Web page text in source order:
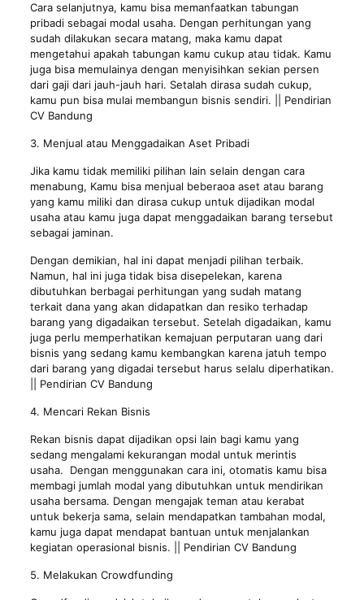
Cara selanjutnya, kamu bisa memanfaatkan tabungan
pribadi sebagai modal usaha. Dengan perhitungan yang
sudah dilakukan secara matang, maka kamu dapat
mengetahui apakah tabungan kamu cukup atau tidak. Kamu
juga bisa memulainya dengan menyisihkan sekian persen
dari gaji dari jauh-jauh hari. Setalah dirasa sudah cukup,
kamu pun bisa mulai membangun bisnis sendiri. || Pendirian
CV Bandung
3. Menjual atau Menggadaikan Aset Pribadi
Jika kamu tidak memiliki pilihan lain selain dengan cara
menabung, Kamu bisa menjual beberaoa aset atau barang
yang kamu miliki dan dirasa cukup untuk dijadikan modal
usaha atau kamu juga dapat menggadaikan barang tersebut
sebagai jaminan.
Dengan demikian, hal ini dapat menjadi pilihan terbaik.
Namun, hal ini juga tidak bisa disepelekan, karena
dibutuhkan berbagai perhitungan yang sudah matang
terkait dana yang akan didapatkan dan resiko terhadap
barang yang digadaikan tersebut. Setelah digadaikan, kamu
juga perlu memperhatikan kemajuan perputaran uang dari
bisnis yang sedang kamu kembangkan karena jatuh tempo
dari barang yang digadai tersebut harus selalu diperhatikan.
|| Pendirian CV Bandung
4. Mencari Rekan Bisnis
Rekan bisnis dapat dijadikan opsi lain bagi kamu yang
sedang mengalami kekurangan modal untuk merintis
usaha. Dengan menggunakan cara ini, otomatis kamu bisa
membagi jumlah modal yang dibutuhkan untuk mendirikan
usaha bersama. Dengan mengajak teman atau kerabat
untuk bekerja sama, selain mendapatkan tambahan modal,
kamu juga dapat mendapat bantuan untuk menjalankan
kegiatan operasional bisnis. || Pendirian CV Bandung
5. Melakukan Crowdfunding